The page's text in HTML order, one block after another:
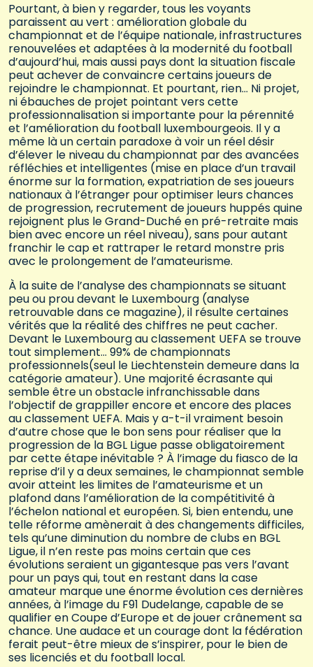
Pourtant, à bien y regarder, tous les voyants
paraissent au vert : amélioration globale du
championnat et de l’équipe nationale, infrastructures
renouvelées et adaptées à la modernité du football
d’aujourd’hui, mais aussi pays dont la situation fiscale
peut achever de convaincre certains joueurs de
rejoindre le championnat. Et pourtant, rien… Ni projet,
ni ébauches de projet pointant vers cette
professionnalisation si importante pour la pérennité
et l’amélioration du football luxembourgeois. Il y a
même là un certain paradoxe à voir un réel désir
d’élever le niveau du championnat par des avancées
réfléchies et intelligentes (mise en place d’un travail
énorme sur la formation, expatriation de ses joueurs
nationaux à l’étranger pour optimiser leurs chances
de progression, recrutement de joueurs huppés quine
rejoignent plus le Grand-Duché en pré-retraite mais
bien avec encore un réel niveau), sans pour autant
franchir le cap et rattraper le retard monstre pris
avec le prolongement de l’amateurisme.
À la suite de l’analyse des championnats se situant
peu ou prou devant le Luxembourg (analyse
retrouvable dans ce magazine), il résulte certaines
vérités que la réalité des chiffres ne peut cacher.
Devant le Luxembourg au classement UEFA se trouve
tout simplement… 99% de championnats
professionnels(seul le Liechtenstein demeure dans la
catégorie amateur). Une majorité écrasante qui
semble être un obstacle infranchissable dans
l’objectif de grappiller encore et encore des places
au classement UEFA. Mais y a-t-il vraiment besoin
d’autre chose que le bon sens pour réaliser que la
progression de la BGL Ligue passe obligatoirement
par cette étape inévitable ? À l’image du fiasco de la
reprise d’il y a deux semaines, le championnat semble
avoir atteint les limites de l’amateurisme et un
plafond dans l’amélioration de la compétitivité à
l’échelon national et européen. Si, bien entendu, une
telle réforme amènerait à des changements difficiles,
tels qu’une diminution du nombre de clubs en BGL
Ligue, il n’en reste pas moins certain que ces
évolutions seraient un gigantesque pas vers l’avant
pour un pays qui, tout en restant dans la case
amateur marque une énorme évolution ces dernières
années, à l’image du F91 Dudelange, capable de se
qualifier en Coupe d’Europe et de jouer crânement sa
chance. Une audace et un courage dont la fédération
ferait peut-être mieux de s’inspirer, pour le bien de
ses licenciés et du football local.